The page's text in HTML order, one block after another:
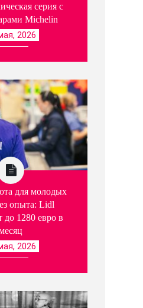
серия с
Michelin
2026
для молодых
опыта: Lidl
до 1280 евро в
2026